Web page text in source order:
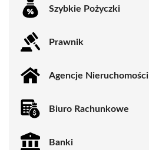
Szybkie Pożyczki
Prawnik
Agencje Nieruchomości
Biuro Rachunkowe
Banki